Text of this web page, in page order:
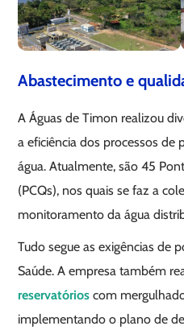
Abastecimento e
A Águas de Timon realizou
a eficiência dos processos de
água. Atualmente, são 45
(PCQs), nos quais se faz a
monitoramento da água
Tudo segue as exigências de
Saúde. A empresa também
reservatórios com
implementando o plano de